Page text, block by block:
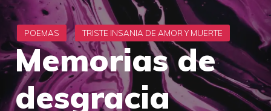
Memorias de
desgracia